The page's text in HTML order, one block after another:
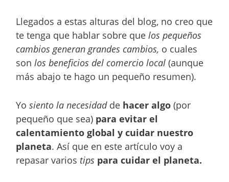
Llegados a estas alturas del blog, no creo que
te tenga que hablar sobre que los pequeños
cambios generan grandes cambios, o cuales
sonlos beneficios del comercio local (aunque
más abajo te hago un pequeño resumen).
Yosiento la necesidadde hacer algo (por
pequeño que sea) para evitar el
calentamiento global y cuidar nuestro
planeta. Así que en este artículo voy a
repasar varios tips para cuidar el planeta.